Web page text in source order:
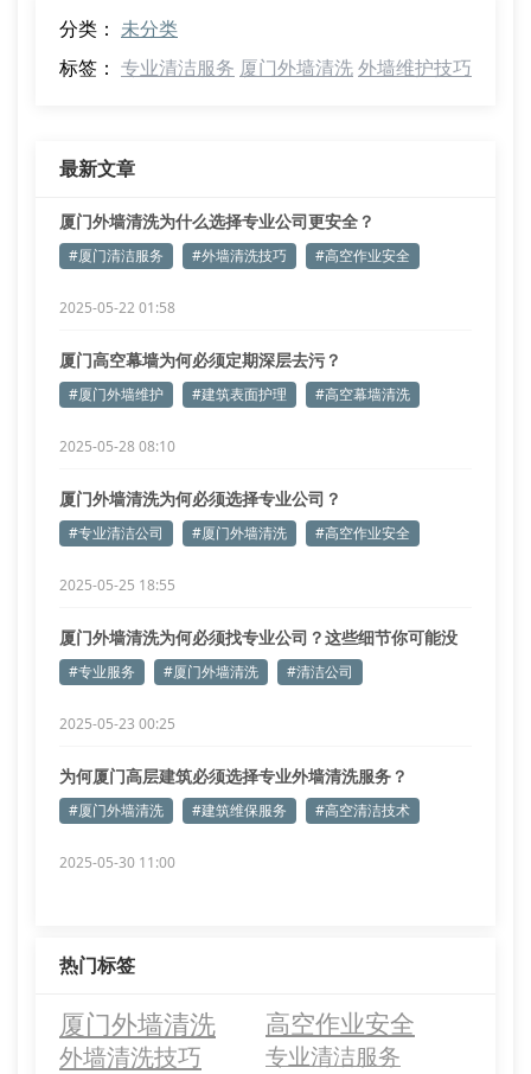
分类： 未分类
标签： 专业清洁服务 厦门外墙清洗外墙维护技巧
最新文章
厦门外墙清洗为什么选择专业公司更安全？
#厦门清洁服务 #外墙清洗技巧 #高空作业安全
2025-05-22 01:58
厦门高空幕墙为何必须定期深层去污？
#厦门外墙维护 #建筑表面护理 #高空幕墙清洗
2025-05-28 08:10
厦门外墙清洗为何必须选择专业公司？
#专业清洁公司 #厦门外墙清洗 #高空作业安全
2025-05-25 18:55
厦门外墙清洗为何必须找专业公司？这些细节你可能没
想到
#专业服务 #厦门外墙清洗 #清洁公司
2025-05-23 00:25
为何厦门高层建筑必须选择专业外墙清洗服务？
#厦门外墙清洗 #建筑维保服务 #高空清洁技术
2025-05-30 11:00
热门标签
厦门外墙清洗 高空作业安全
外墙清洗技巧
专业清洁服务